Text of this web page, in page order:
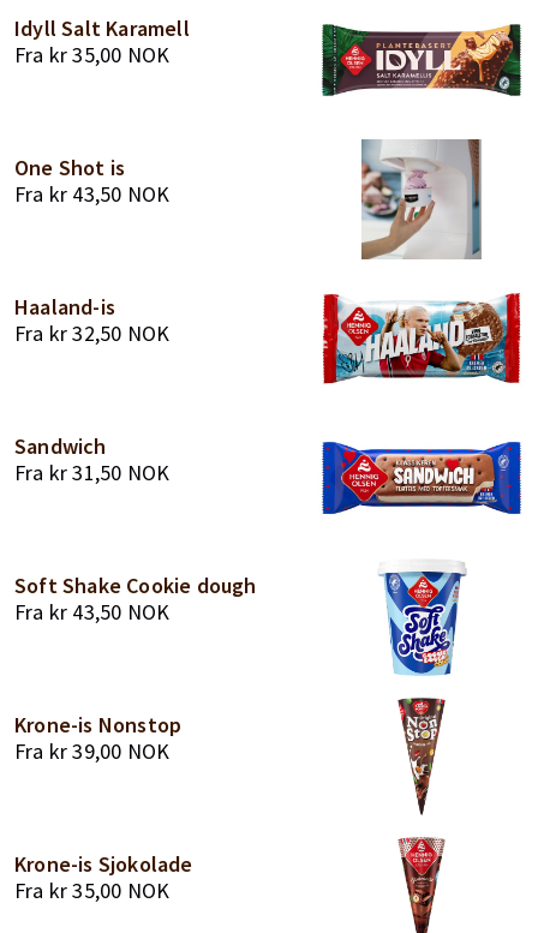
Idyll Salt Karamell
Fra kr35,00 NOK
One Shot is
Fra kr 43,50 NOK
Haaland-is
Fra kr32,50 NOK
Sandwich
Fra kr31,50 NOK
Soft Shake Cookie dough
Fra kr 43,50 NOK
Krone-is Nonstop
Fra kr39,00 NOK
Krone-is Sjokolade
Fra kr35,00 NOK